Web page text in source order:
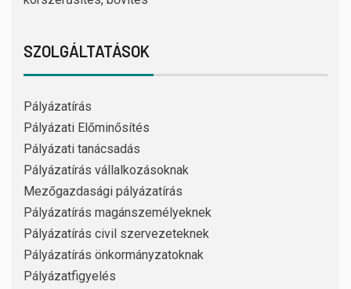
SZOLGÁLTATÁSOK
Pályázatírás
Pályázati Előminősítés
Pályázati tanácsadás
Pályázatírás vállalkozásoknak
Mezőgazdasági pályázatírás
Pályázatírás magánszemélyeknek
Pályázatírás civil szervezeteknek
Pályázatírás önkormányzatoknak
Pályázatfigyelés